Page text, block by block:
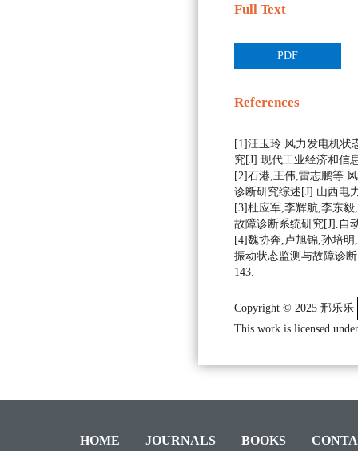
Full Text
PDF
References
[1]汪玉玲.风力发电机状
究[J].现代工业经济和信
[2]石港,王伟,雷志鹏等.
诊断研究综述[J].山西电
[3]杜应军,李辉航,李东
故障诊断系统研究[J].自
[4]魏协奔,卢旭锦,孙培
振动状态监测与故障诊
143.
Copyright © 2025 邢乐乐
This work is licensed
HOME JOURNALS BOOKS